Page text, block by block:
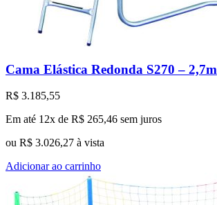
Cama Elástica Redonda S270 – 2,7m
R$ 3.185,55
Em até 12x de R$ 265,46 sem juros
ou R$ 3.026,27 à vista
Adicionar ao carrinho